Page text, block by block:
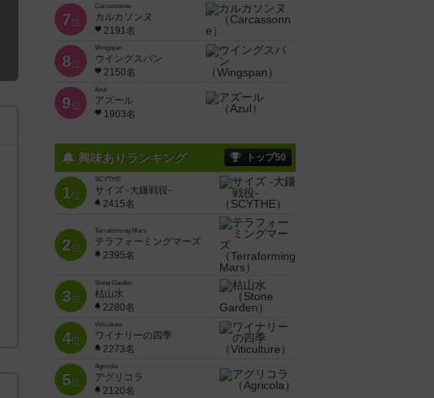
7位
Carcassonne
カルカソンヌ
2191名
8位
Wingspan
ウイングスパン
2150名
9位
Azul
アズール
1903名
興味ありランキング トップ50
1位
SCYTHE
サイズ -大鎌戦役-
2415名
2位
Terraforming Mars
テラフォーミングマーズ
2395名
3位
Stone Garden
枯山水
2280名
4位
Viticulture
ワイナリーの四季
2273名
5位
Agricola
アグリコラ
2120名